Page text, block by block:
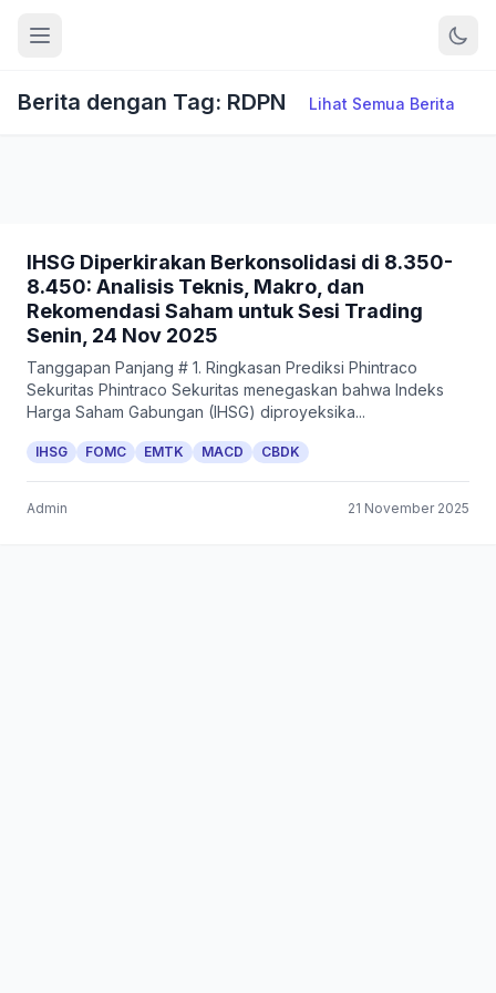
Berita dengan Tag: RDPN Lihat Semua Berita
IHSG Diperkirakan Berkonsolidasi di 8.350-
8.450: Analisis Teknis, Makro, dan
Rekomendasi Saham untuk Sesi Trading
Senin, 24 Nov 2025
Tanggapan Panjang # 1. Ringkasan Prediksi Phintraco
Sekuritas Phintraco Sekuritas menegaskan bahwa Indeks
Harga Saham Gabungan (IHSG) diproyeksika...
IHSG FOMC EMTK MACD CBDK
Admin 21 November 2025